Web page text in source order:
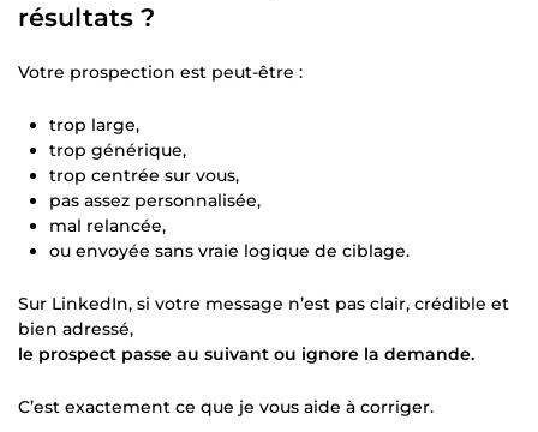
résultats ?
Votre prospection est peut-être :
trop large,
trop générique,
trop centrée sur vous,
pas assez personnalisée,
mal relancée,
ou envoyée sans vraie logique de ciblage.
Sur LinkedIn, si votre message n’est pas clair, crédible et
bien adressé,
le prospect passe au suivant ou ignore la demande.
C’est exactement ce que je vous aide à corriger.